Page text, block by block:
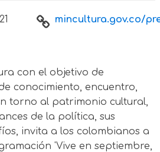
mincultura.gov.co/
con el objetivo de
conocimiento, encuentro,
torno al patrimonio cultural,
de la política, sus
invita a los colombianos a
'Vive en septiembre,